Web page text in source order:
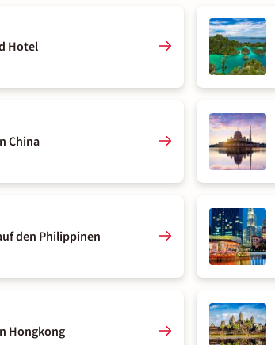
Hotel
China
den Philippinen
Hongkong